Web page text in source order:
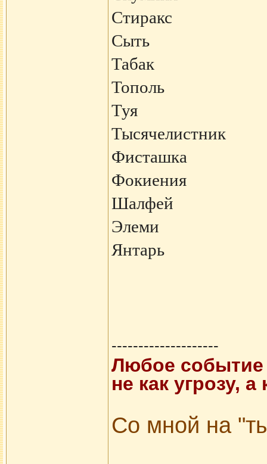
Стиракс
Сыть
Табак
Тополь
Туя
Тысячелистник
Фисташка
Фокиения
Шалфей
Элеми
Янтарь
--------------------
Любое событие
не как угрозу,
Со мной на